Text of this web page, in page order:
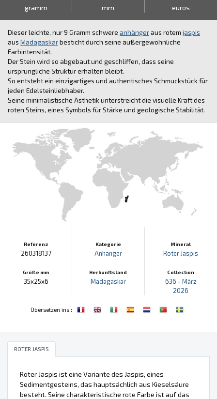
gramm mm euros
Dieser leichte, nur 9 Gramm schwere anhängeraus rotem jaspis
aus Madagaskarbesticht durch seine außergewöhnliche
Farbintensität.
Der Stein wird so abgebaut und geschliffen, dass seine
ursprüngliche Struktur erhalten bleibt.
So entsteht ein einzigartiges und authentisches Schmuckstück für
jeden Edelsteinliebhaber.
Seine minimalistische Ästhetik unterstreicht die visuelle Kraft des
roten Steins, eines Symbols für Stärke und geologische Stabilität.
Referenz
260318137
Größe mm
35x25x6
Kategorie
Anhänger
Herkunftsland
Madagaskar
Mineral
Roter Jaspis
Collection
636 - März
2026
Übersetzen ins:
ROTER JASPIS
Roter Jaspis ist eine Variante des Jaspis, eines
Sedimentgesteins, das hauptsächlich aus Kieselsäure
besteht. Seine charakteristische rote Farbe ist auf das